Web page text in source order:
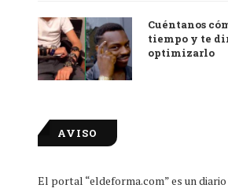
Cuéntanos
tiempo y te
optimizarlo
AVISO
El portal “eldeforma.com” es un